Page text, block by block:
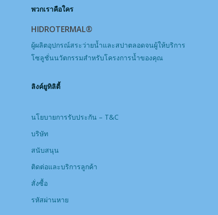
พวกเราคือใคร
HIDROTERMAL®
ผู้ผลิตอุปกรณ์สระว่ายน้ำและสปาตลอดจนผู้ให้บริการ
โซลูชั่นนวัตกรรมสำหรับโครงการน้ำของคุณ
ลิงค์ยูทิลิตี้
นโยบายการรับประกัน – T&C
บริษัท
สนับสนุน
ติดต่อและบริการลูกค้า
สั่งซื้อ
รหัสผ่านหาย